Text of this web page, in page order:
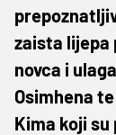
zaista lijepa
novca i
Osimhena
Kima koji